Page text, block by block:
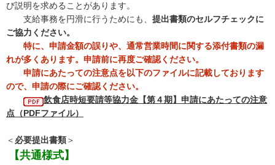
び説明を求めることがあります。
支給事務を円滑に行うためにも、 提出書類のセルフチェックに
ご協力ください。
特に、申請金額の誤りや、通常営業時間に関する添付書類の漏
れが多くあります。申請前に再度ご確認ください。
申請にあたっての注意点を以下のファイルに記載しております
ので、申請の際にご確認ください。
飲食店時短要請等協力金【第４期】申請にあたっての注意
点（PDFファイル）
＜ 必要提出書類＞
【共通様式】